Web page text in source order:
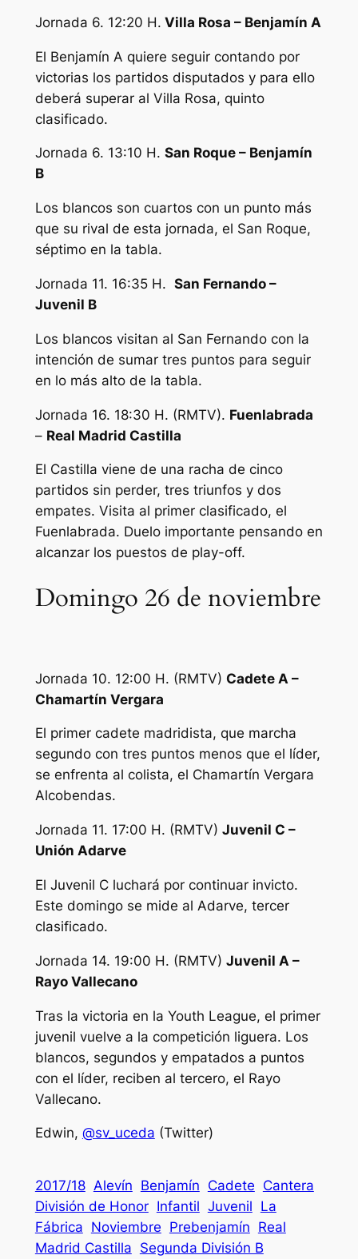
Jornada 6. 12:20 H. Villa Rosa – Benjamín A
El Benjamín A quiere seguir contando por
victorias los partidos disputados y para ello
deberá superar al Villa Rosa, quinto
clasificado.
Jornada 6. 13:10 H. San Roque – Benjamín
B
Los blancos son cuartos con un punto más
que su rival de esta jornada, el San Roque,
séptimo en la tabla.
Jornada 11. 16:35 H. San Fernando –
Juvenil B
Los blancos visitan al San Fernando con la
intención de sumar tres puntos para seguir
en lo más alto de la tabla.
Jornada 16. 18:30 H. (RMTV). Fuenlabrada
– Real Madrid Castilla
El Castilla viene de una racha de cinco
partidos sin perder, tres triunfos y dos
empates. Visita al primer clasificado, el
Fuenlabrada. Duelo importante pensando en
alcanzar los puestos de play-off.
Domingo 26 de noviembre
Jornada 10. 12:00 H. (RMTV) Cadete A –
Chamartín Vergara
El primer cadete madridista, que marcha
segundo con tres puntos menos que el líder,
se enfrenta al colista, el Chamartín Vergara
Alcobendas.
Jornada 11. 17:00 H. (RMTV) Juvenil C –
Unión Adarve
El Juvenil C luchará por continuar invicto.
Este domingo se mide al Adarve, tercer
clasificado.
Jornada 14. 19:00 H. (RMTV) Juvenil A –
Rayo Vallecano
Tras la victoria en la Youth League, el primer
juvenil vuelve a la competición liguera. Los
blancos, segundos y empatados a puntos
con el líder, reciben al tercero, el Rayo
Vallecano.
Edwin, @sv_uceda (Twitter)
2017/18 Alevín Benjamín Cadete Cantera
División de Honor Infantil Juvenil La
Fábrica Noviembre Prebenjamín Real
Madrid Castilla Segunda División B